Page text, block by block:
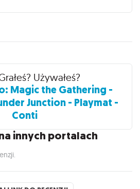
Używałeś?
Magic the Gathering -
Junction - Playmat -
Conti
innych portalach